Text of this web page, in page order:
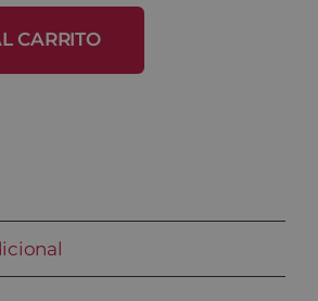
CARRITO